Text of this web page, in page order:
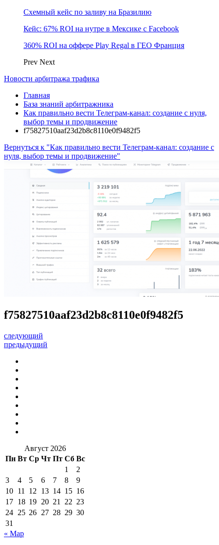
Схемный кейс по заливу на Бразилию
Кейс: 67% ROI на нутре в Мексике с Facebook
360% ROI на оффере Play Regal в ГЕО Франция
Prev Next
Новости арбитража трафика
Главная
База знаний арбитражника
Как правильно вести Телеграм-канал: создание с нуля,
выбор темы и продвижение
f75827510aaf23d2b8c8110e0f9482f5
Вернуться к "Как правильно вести Телеграм-канал: создание с
нуля, выбор темы и продвижение"
f75827510aaf23d2b8c8110e0f9482f5
следующий
предыдущий
Август 2026
Пн Вт Ср Чт Пт Сб Вс
1
2
3
4 5 6 7 8
9
10 11 12 13 14 15 16
17 18 19 20 21 22 23
24 25 26 27 28 29 30
31
« Мар